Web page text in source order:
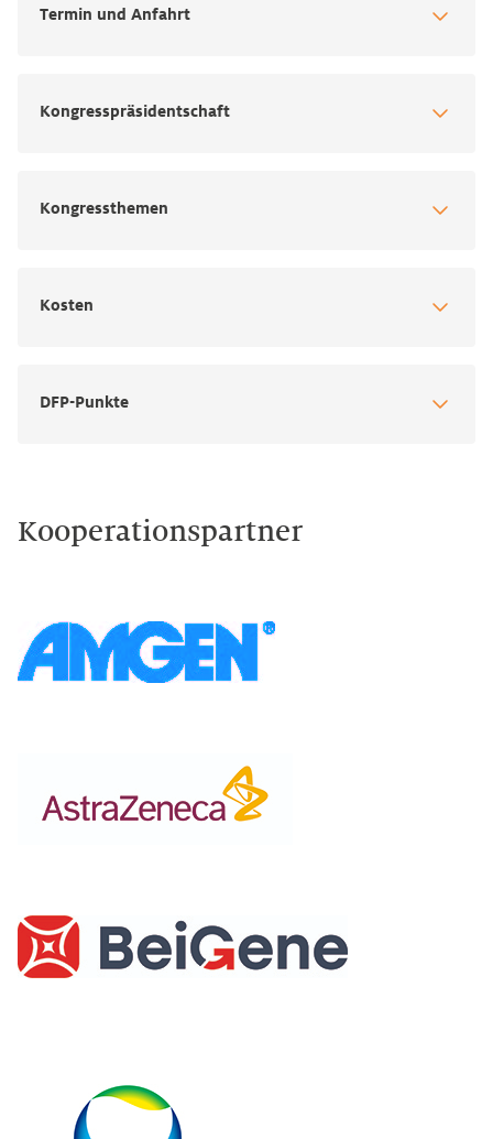
Termin und Anfahrt
Kongresspräsidentschaft
Kongressthemen
Kosten
DFP-Punkte
Kooperationspartner